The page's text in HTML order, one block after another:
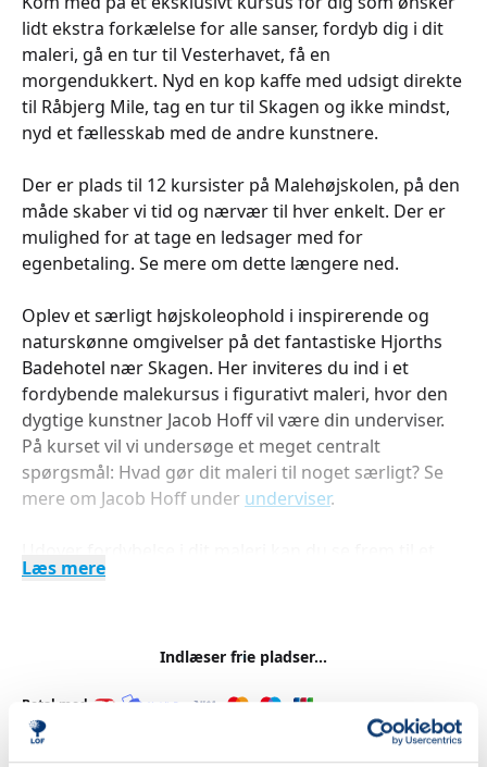
lidt ekstra forkælelse for alle sanser, fordyb dig i dit
maleri, gå en tur til Vesterhavet, få en
morgendukkert. Nyd en kop kaffe med udsigt direkte
til Råbjerg Mile, tag en tur til Skagen og ikke mindst,
nyd et fællesskab med de andre kunstnere.
Der er plads til 12 kursister på Malehøjskolen, på den
måde skaber vi tid og nærvær til hver enkelt. Der er
mulighed for at tage en ledsager med for
egenbetaling. Se mere om dette længere ned.
Oplev et særligt højskoleophold i inspirerende og
naturskønne omgivelser på det fantastiske Hjorths
Badehotel nær Skagen. Her inviteres du ind i et
fordybende malekursus i figurativt maleri, hvor den
dygtige kunstner Jacob Hoff vil være din underviser.
På kurset vil vi undersøge et meget centralt
spørgsmål: Hvad gør dit maleri til noget særligt? Se
mere om Jacob Hoff under underviser.
ophold helt i top – med rigtig lækker mad, hyggelige
badehotel-ånd. Ligeledes vil der være en tur til
hvor vi vil gå ind i malerier, som har relevans for det
som vi arbejder med på Hjorths.
Læs mere
Indlæser frie pladser...
Betal med